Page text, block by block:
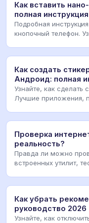
Как вставить
полная инструкция
Подробная
кнопочный телефон.
Как создать
Андроид: полная
Узнайте, как сделать
Лучшие приложения,
Проверка
реальность?
Правда ли можно
встроенных утилит,
Как убрать
руководство 2026
Узнайте, как